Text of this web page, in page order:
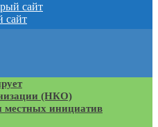
сайт
(НКО)
местных инициатив